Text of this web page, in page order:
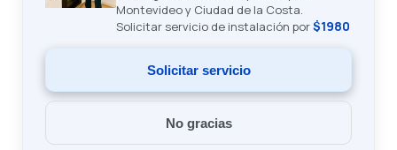
Montevideo y Ciudad de la Costa.
Solicitar servicio de instalación por$1980
Solicitar servicio
No gracias